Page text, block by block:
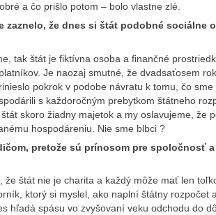
a čo prišlo potom – bolo vlastne zlé.
zaznelo, že dnes si štát podobné sociálne
tak štát je fiktívna osoba a finančné
Je naozaj smutné, že dvadsaťosem
pokrok v podobe návratu k tomu, čo
s každoročným prebytkom štátneho
skoro žiadny majetok a my oslavujeme, že
hospodáreniu. Nie sme blbci ?
pretože sú prínosom pre spoločnosť
že štát nie je charita a každý môže mať len
ktorý si myslel, ako naplní štátny rozpočet
hľadá spásu vo zvyšovaní veku odchodu do